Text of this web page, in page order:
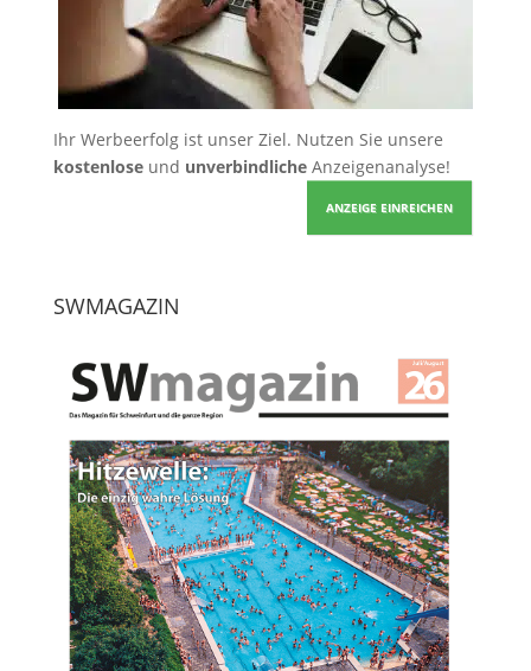
Ihr Werbeerfolg ist unser Ziel. Nutzen Sie unsere
kostenloseund unverbindlicheAnzeigenanalyse!
ANZEIGE EINREICHEN
SWMAGAZIN